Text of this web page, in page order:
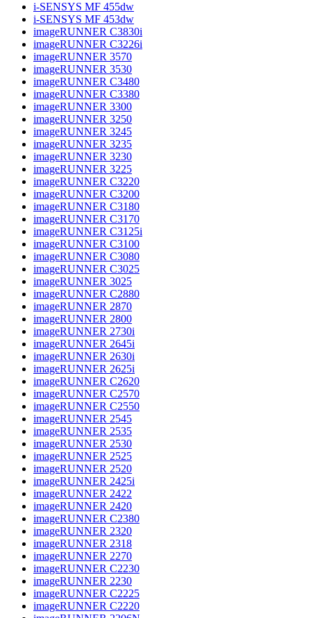
i-SENSYS MF 455dw
i-SENSYS MF 453dw
imageRUNNER C3830i
imageRUNNER C3226i
imageRUNNER 3570
imageRUNNER 3530
imageRUNNER C3480
imageRUNNER C3380
imageRUNNER 3300
imageRUNNER 3250
imageRUNNER 3245
imageRUNNER 3235
imageRUNNER 3230
imageRUNNER 3225
imageRUNNER C3220
imageRUNNER C3200
imageRUNNER C3180
imageRUNNER C3170
imageRUNNER C3125i
imageRUNNER C3100
imageRUNNER C3080
imageRUNNER C3025
imageRUNNER 3025
imageRUNNER C2880
imageRUNNER 2870
imageRUNNER 2800
imageRUNNER 2730i
imageRUNNER 2645i
imageRUNNER 2630i
imageRUNNER 2625i
imageRUNNER C2620
imageRUNNER C2570
imageRUNNER C2550
imageRUNNER 2545
imageRUNNER 2535
imageRUNNER 2530
imageRUNNER 2525
imageRUNNER 2520
imageRUNNER 2425i
imageRUNNER 2422
imageRUNNER 2420
imageRUNNER C2380
imageRUNNER 2320
imageRUNNER 2318
imageRUNNER 2270
imageRUNNER C2230
imageRUNNER 2230
imageRUNNER C2225
imageRUNNER C2220